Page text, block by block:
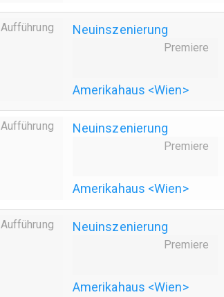
Aufführung Neuinszenierung
Premiere
Amerikahaus <Wien>
Aufführung Neuinszenierung
Premiere
Amerikahaus <Wien>
Aufführung Neuinszenierung
Premiere
Amerikahaus <Wien>